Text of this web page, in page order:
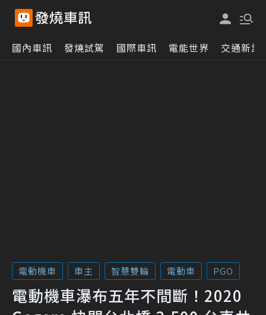
國內車訊 發燒試駕 國際車訊 電能世界 交通新訊
電動機車 車主 智慧雙輪 電動車 PGO
電動機車瀑布五年不間斷！2020